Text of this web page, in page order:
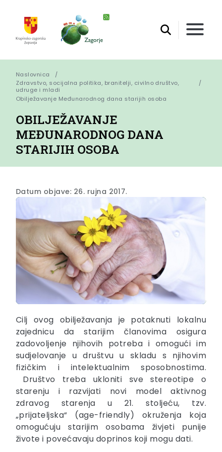
Naslovnica
Zdravstvo, socijalna politika, branitelji, civilno društvo,
udruge i mladi
Obilježavanje Međunarodnog dana starijih osoba
OBILJEŽAVANJE
MEĐUNARODNOG DANA
STARIJIH OSOBA
Datum objave: 26. rujna 2017.
Cilj ovog obilježavanja je potaknuti lokalnu
zajednicu da starijim članovima osigura
zadovoljenje njihovih potreba i omogući im
sudjelovanje u društvu u skladu s njihovim
fizičkim i intelektualnim sposobnostima.
Društvo treba ukloniti sve stereotipe o
starenju i razvijati novi model aktivnog
zdravog starenja u 21. stoljeću, tzv.
„prijateljska“ (age-friendly) okruženja koja
omogućuju starijim osobama živjeti punije
živote i povećavaju doprinos koji mogu dati.